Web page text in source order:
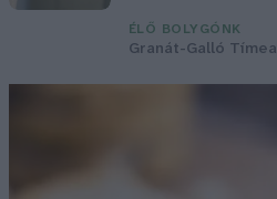
ÉLŐ BOLYGÓNK
Granát-Galló Tímea